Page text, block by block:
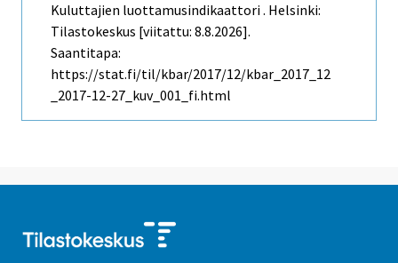
Kuluttajien luottamusindikaattori . Helsinki:
Tilastokeskus [viitattu: 8.8.2026].
Saantitapa:
https://stat.fi/til/kbar/2017/12/kbar_2017_12
_2017-12-27_kuv_001_fi.html